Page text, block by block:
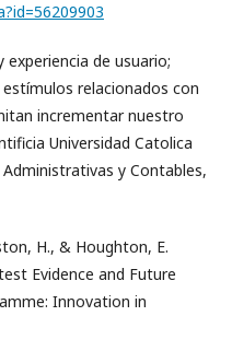
experiencia de usuario;
relacionados con
incrementar nuestro
Universidad Catolica
y Contables,
H., & Houghton, E.
Evidence and Future
Innovation in